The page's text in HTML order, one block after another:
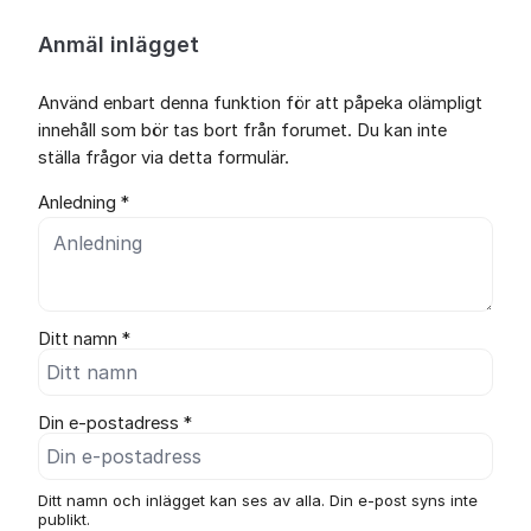
Anmäl inlägget
Använd enbart denna funktion för att påpeka olämpligt
innehåll som bör tas bort från forumet. Du kan inte
ställa frågor via detta formulär.
Anledning *
Ditt namn *
Din e-postadress *
Ditt namn och inlägget kan ses av alla. Din e-post syns inte
publikt.